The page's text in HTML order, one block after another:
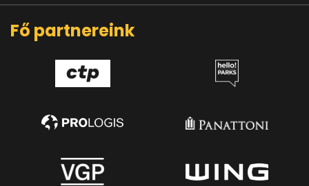
Fő partnereink